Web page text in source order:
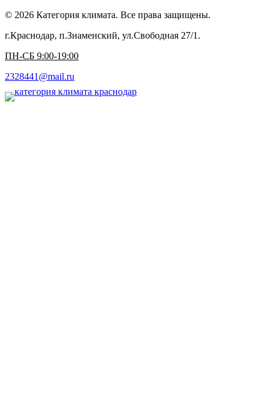
© 2026 Категория климата. Все права защищены.
г.Краснодар, п.Знаменский, ул.Свободная 27/1.
ПН-СБ 9:00-19:00
2328441@mail.ru